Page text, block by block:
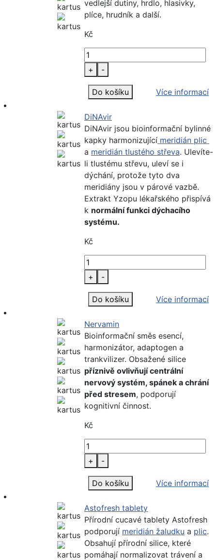
vedlejší dutiny, hrdlo, hlasivky,
plíce, hrudník a další.
Kč
+ -
Do košíku Více informací
DiNAvir
DiNAvir jsou bioinformační bylinné
kapky harmonizující meridián plic
a meridián tlustého střeva. Ulevíte-
li tlustému střevu, uleví se i
dýchání, protože tyto dva
meridiány jsou v párové vazbě.
Extrakt Yzopu lékařského přispívá
k normální funkci dýchacího
systému.
Kč
+ -
Do košíku Více informací
Nervamin
Bioinformační směs esencí,
harmonizátor, adaptogen a
trankvilizer. Obsažené silice
příznivě ovlivňují centrální
nervový systém, spánek a chrání
před stresem, podporují
kognitivní činnost.
Kč
+ -
Do košíku Více informací
Astofresh tablety
Přírodní cucavé tablety Astofresh
podporují meridián žaludku a plic.
Obsahují přírodní silice, které
pomáhají normalizovat trávení a